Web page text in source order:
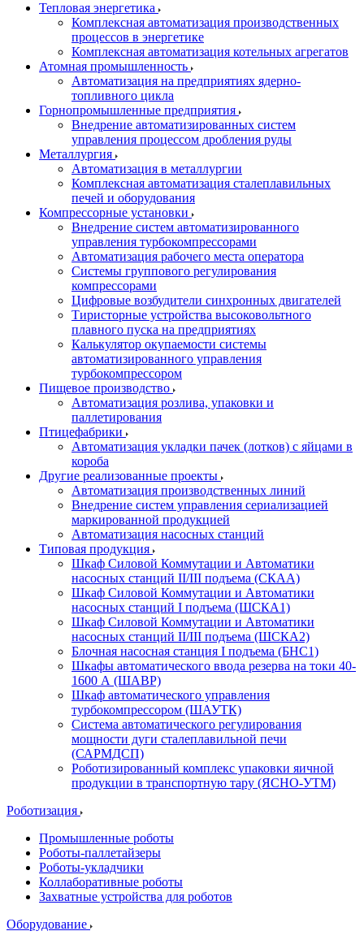
Тепловая энергетика
Комплексная автоматизация производственных
процессов в энергетике
Комплексная автоматизация котельных агрегатов
Атомная промышленность
Автоматизация на предприятиях ядерно-
топливного цикла
Горнопромышленные предприятия
Внедрение автоматизированных систем
управления процессом дробления руды
Металлургия
Автоматизация в металлургии
Комплексная автоматизация сталеплавильных
печей и оборудования
Компрессорные установки
Внедрение систем автоматизированного
управления турбокомпрессорами
Автоматизация рабочего места оператора
Системы группового регулирования
компрессорами
Цифровые возбудители синхронных двигателей
Тиристорные устройства высоковольтного
плавного пуска на предприятиях
Калькулятор окупаемости системы
автоматизированного управления
турбокомпрессором
Пищевое производство
Автоматизация розлива, упаковки и
паллетирования
Птицефабрики
Автоматизация укладки пачек (лотков) с яйцами в
короба
Другие реализованные проекты
Автоматизация производственных линий
Внедрение систем управления сериализацией
маркированной продукцией
Автоматизация насосных станций
Типовая продукция
Шкаф Силовой Коммутации и Автоматики
насосных станций II/III подъема (СКАА)
Шкаф Силовой Коммутации и Автоматики
насосных станций I подъема (ШСКА1)
Шкаф Силовой Коммутации и Автоматики
насосных станций II/III подъема (ШСКА2)
Блочная насосная станция I подъема (БНС1)
Шкафы автоматического ввода резерва на токи 40-
1600 А (ШАВР)
Шкаф автоматического управления
турбокомпрессором (ШАУТК)
Система автоматического регулирования
мощности дуги сталеплавильной печи
(САРМДСП)
Роботизированный комплекс упаковки яичной
продукции в транспортную тару (ЯСНО-УТМ)
Роботизация
Промышленные роботы
Роботы-паллетайзеры
Роботы-укладчики
Коллаборативные роботы
Захватные устройства для роботов
Оборудование